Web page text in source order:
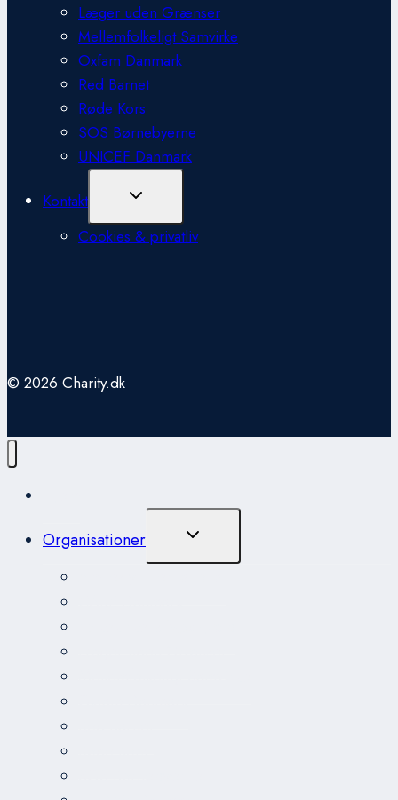
Læger uden Grænser
Mellemfolkeligt Samvirke
Oxfam Danmark
Red Barnet
Røde Kors
SOS Børnebyerne
UNICEF Danmark
Kontakt Skift
Cookies & privatliv
© 2026 Charity.dk
Organisationer
Skift